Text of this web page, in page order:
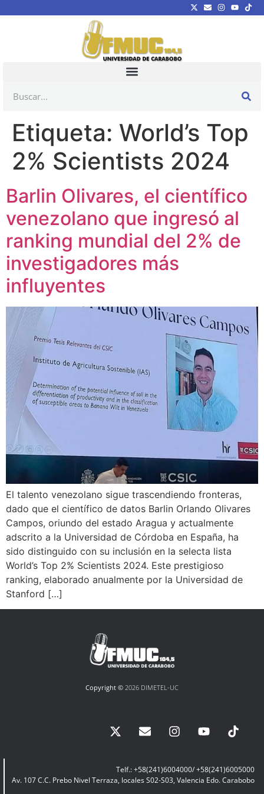
Etiqueta: World’s Top
2% Scientists 2024
Barlin Olivares, el científico
venezolano que ingresó al
ranking mundial del 2% de
investigadores más
influyentes
El talento venezolano sigue trascendiendo fronteras,
dado que el científico de datos Barlin Orlando Olivares
Campos, oriundo del estado Aragua y actualmente
adscrito a la Universidad de Córdoba en España, ha
sido distinguido con su inclusión en la selecta lista
World’s Top 2% Scientists 2024. Este prestigioso
ranking, elaborado anualmente por la Universidad de
Stanford […]
Copyright © 2026 DIMETEL-UC
Telf.: +58(241)6004000/ +58(241)6005000
Av. 107 C.C. Prebo Nivel Terraza, locales S02-S03, Valencia Edo. Carabobo